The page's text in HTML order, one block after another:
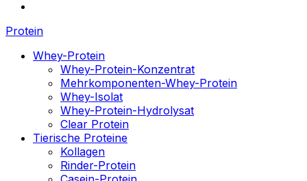
Protein
Whey-Protein
Whey-Protein-Konzentrat
Mehrkomponenten-Whey-Protein
Whey-Isolat
Whey-Protein-Hydrolysat
Clear Protein
Tierische Proteine
Kollagen
Rinder-Protein